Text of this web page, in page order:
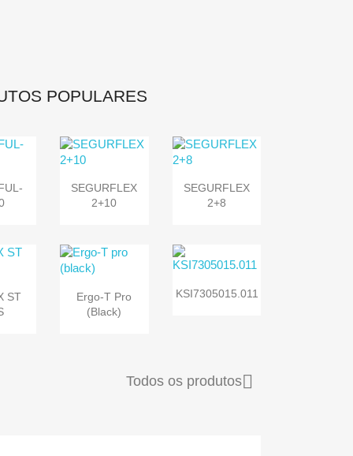
POPULARES
 Vista
rápida
SEGURFLEX
2+10
 Vista
rápida
SEGURFLEX
2+8
ST
 Vista
rápida
Ergo-T Pro
(black)
 Vista
KSI7305015.011
Todos os produtos